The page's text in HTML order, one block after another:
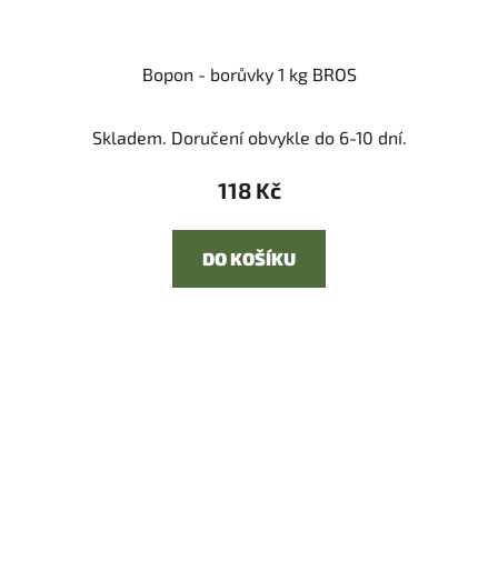
Bopon - borůvky 1 kg BROS
Skladem. Doručení obvykle do 6-10 dní.
118 Kč
DO KOŠÍKU